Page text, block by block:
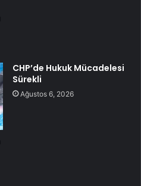
CHP’de Hukuk Mücadelesi
Sürekli
Ağustos 6, 2026